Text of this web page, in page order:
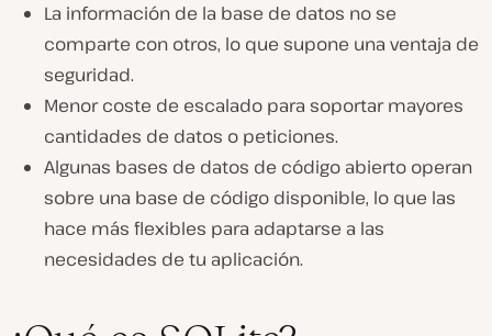
La información de la base de datos no se
comparte con otros, lo que supone una ventaja de
seguridad.
Menor coste de escalado para soportar mayores
cantidades de datos o peticiones.
Algunas bases de datos de código abierto operan
sobre una base de código disponible, lo que las
hace más flexibles para adaptarse a las
necesidades de tu aplicación.